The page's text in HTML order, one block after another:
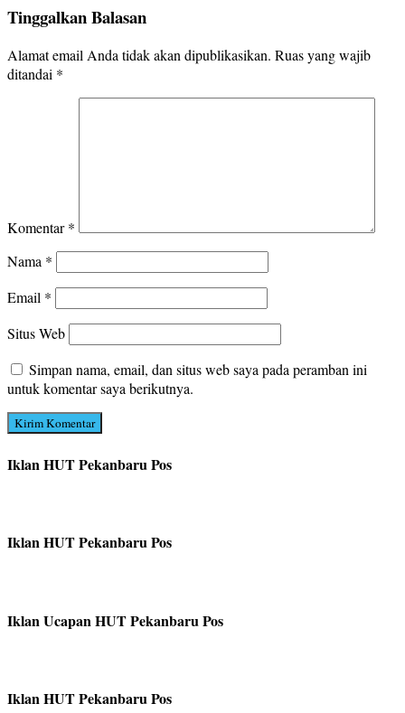
Tinggalkan Balasan
Alamat email Anda tidak akan dipublikasikan. Ruas yang wajib
ditandai *
Komentar*
Nama *
Email *
Situs Web
Simpan nama, email, dan situs web saya pada peramban ini
untuk komentar saya berikutnya.
Iklan HUT Pekanbaru Pos
Iklan HUT Pekanbaru Pos
Iklan Ucapan HUT Pekanbaru Pos
Iklan HUT Pekanbaru Pos